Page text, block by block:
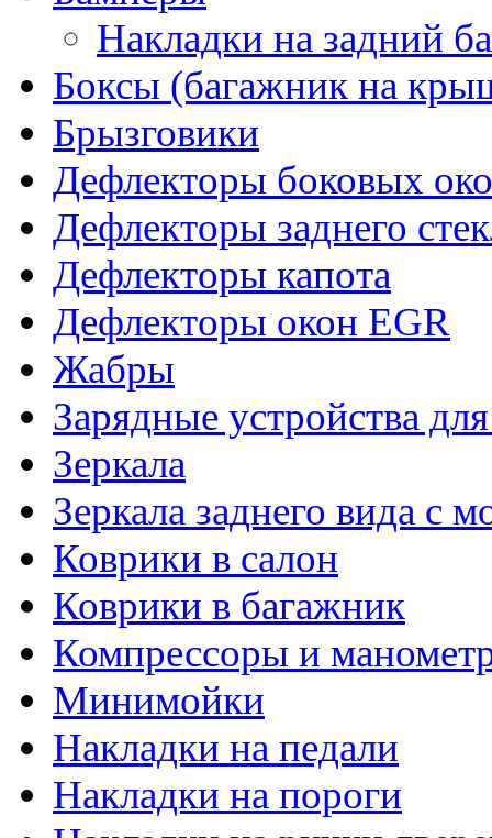
Накладки на задний
Боксы (багажник на
Брызговики
Дефлекторы боковых
Дефлекторы заднего
Дефлекторы капота
Дефлекторы окон EGR
Жабры
Зарядные устройства
Зеркала
Зеркала заднего вида с
Коврики в салон
Коврики в багажник
Компрессоры и
Минимойки
Накладки на педали
Накладки на пороги